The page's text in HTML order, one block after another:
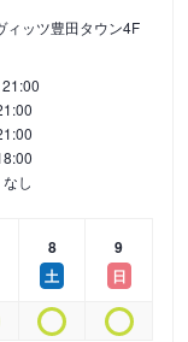
ィッツ豊田タウン4F
なし
8
土
9
日